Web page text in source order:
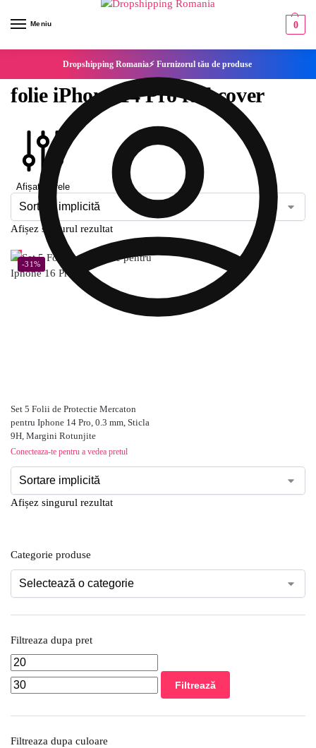
Meniu 0
Dropshipping Romania⚡ Furnizorul tău de produse
folie iPhone 14 Pro full cover
Afișați filtrele
Afișez singurul rezultat
-31%
Set 5 Folii de Protectie Mercaton
pentru Iphone 14 Pro, 0.3 mm, Sticla
9H, Margini Rotunjite
Conecteaza-te pentru a vedea pretul
Afișez singurul rezultat
Categorie produse
Filtreaza dupa pret
Filtrează
Filtreaza dupa culoare